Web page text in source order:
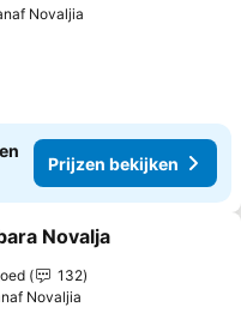
Novaljia
Prijzen bekijken
aan favorieten
Novalja
132
Novaljia